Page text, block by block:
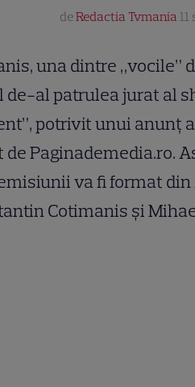
deRedactia Tvmania 11
una dintre „vocile”
de-al patrulea jurat al
potrivit unui anunț
Paginademedia.ro.
va fi format din
Cotimanis și